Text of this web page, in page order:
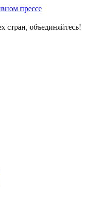
прессе
стран, объединяйтесь!